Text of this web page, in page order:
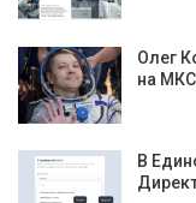
Олег
на
В